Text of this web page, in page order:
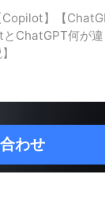
Copilot】【
ChatGPT何が違
わせ